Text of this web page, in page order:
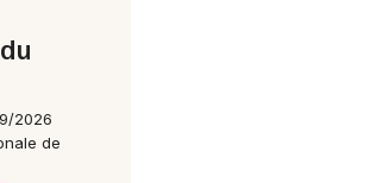
2026
de